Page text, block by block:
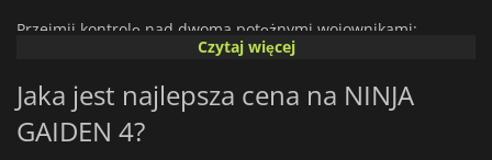
Przejmij kontrolę nad dwoma potężnymi wojownikami:
legendarnym Ryu Hayabusą, którego klasyczne techniki
Yakumo, utalentowanym ninja z klanu Raven, oferującym
świeże spojrzenie i unikalne umiejętności. Opanuj nową
technikę Bloodbind Ninjutsu, wykonuj niszczycielskie
kombinacje ciosów i wykorzystuj otoczenie, aby pokonać
Czytaj więcej
Jaka jest najlepsza cena na NINJA
GAIDEN 4?